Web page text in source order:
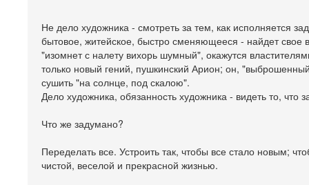
Не дело художника - смотреть за тем, как исполняется
бытовое, житейское, быстро сменяющееся - найдет свое
"изомнет с налету вихорь шумный", окажутся
только новый гений, пушкинский Арион; он,
сушить "на солнце, под скалою".
Дело художника, обязанность художника - видеть то, что
Что же задумано?
Переделать все. Устроить так, чтобы все стало новым;
чистой, веселой и прекрасной жизнью.